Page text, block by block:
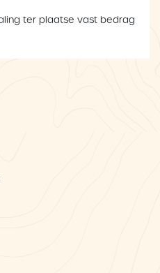
ter plaatse vast bedrag